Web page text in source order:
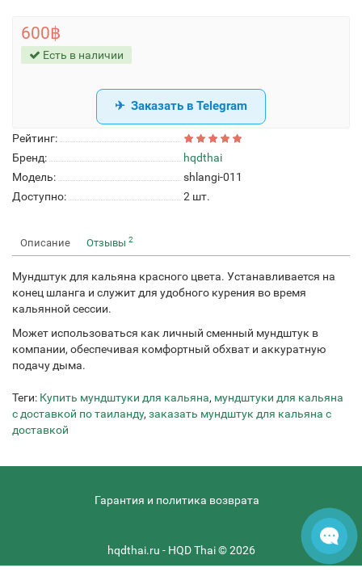
Рейтинг:
Бренд:
hqdthai
Модель:
shlangi-011
Доступно:
2 шт.
600฿
Есть в наличии
Заказать в Telegram
Описание Отзывы 2
Мундштук для кальяна красного цвета. Устанавливается на
конец шланга и служит для удобного курения во время
кальянной сессии.
Может использоваться как личный сменный мундштук в
компании, обеспечивая комфортный обхват и аккуратную
подачу дыма.
Теги: Купить мундштуки для кальяна, мундштуки для кальяна
с доставкой по таиланду, заказать мундштук для кальяна с
доставкой
Гарантия и политика возврата
hqdthai.ru - HQD Thai © 2026